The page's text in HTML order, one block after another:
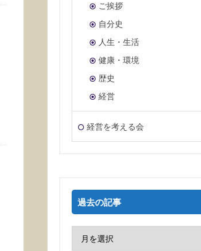
ご挨拶
自分史
人生・生活
健康・環境
歴史
経営
経営を考える会
過去の記事